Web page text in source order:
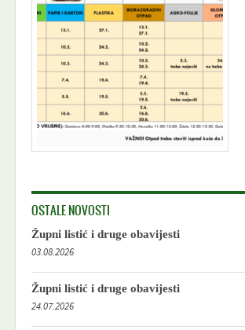
OSTALE NOVOSTI
Župni listić i druge obavijesti
03.08.2026
Župni listić i druge obavijesti
24.07.2026